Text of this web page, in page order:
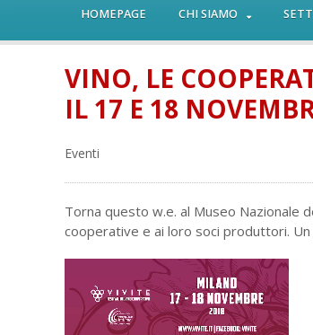
HOMEPAGE CHI SIAMO
VINO, LE
IL 17 E 18
Eventi
Torna questo w.e. al Museo Nazionale
cooperative e ai loro soci produttori.